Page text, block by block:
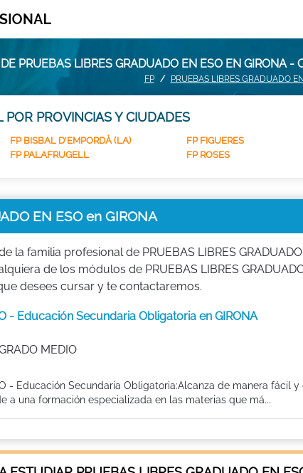
PRUEBAS LIBRES GRADUADO EN ESO EN GIRONA
FP PRUEBAS LIBRES GRADUADO
PROVINCIAS Y CIUDADES
FP BISBAL D'EMPORDÀ (LA) FP FIGUERES
FP PALAFRUGELL FP ROSES
EN ESO en GIRONA
la familia profesional de PRUEBAS LIBRES
de los módulos de PRUEBAS LIBRES
desees cursar y te contactaremos.
- Educación Secundaria Obligatoria en GIRONA
MEDIO
- Educación Secundaria Obligatoria:Alcanza de manera fácil
a una formación especializada en las materias que má...